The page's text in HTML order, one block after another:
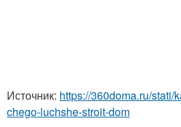
Источник: https://360doma.ru/stati/
chego-luchshe-stroit-dom